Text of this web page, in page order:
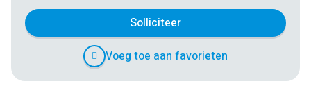
Solliciteer
Voeg toe aan favorieten